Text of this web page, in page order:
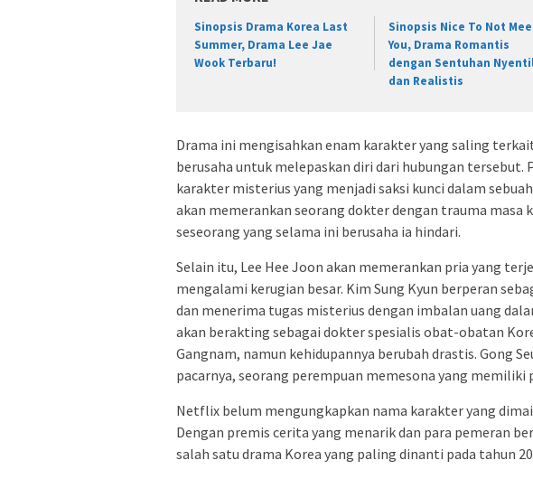
Sinopsis Drama Korea Last
Summer, Drama Lee Jae
Wook Terbaru!
Sinopsis Nice To Not
You, Drama Romantis
dengan Sentuhan
dan Realistis
Drama ini mengisahkan enam karakter yang saling
berusaha untuk melepaskan diri dari hubungan tersebut.
karakter misterius yang menjadi saksi kunci dalam
akan memerankan seorang dokter dengan trauma masa
seseorang yang selama ini berusaha ia hindari.
Selain itu, Lee Hee Joon akan memerankan pria yang
mengalami kerugian besar. Kim Sung Kyun berperan
dan menerima tugas misterius dengan imbalan uang
akan berakting sebagai dokter spesialis obat-obatan
Gangnam, namun kehidupannya berubah drastis. Gong
pacarnya, seorang perempuan memesona yang
Netflix belum mengungkapkan nama karakter yang
Dengan premis cerita yang menarik dan para pemeran
salah satu drama Korea yang paling dinanti pada tahun